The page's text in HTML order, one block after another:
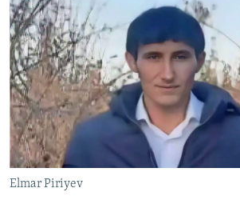
Elmar Piriyev